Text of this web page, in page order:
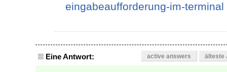
eingabeaufforderung-im-terminal
Eine Antwort: active answers älteste